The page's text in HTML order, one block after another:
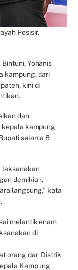
Pesisir.
Bintuni, Yohanis
kampung, dari
kini di
dan
kepala kampung
selama 8
laksanakan
demikian,
langsung,” kata
melantik enam
di
orang dari Distrik
Kampung